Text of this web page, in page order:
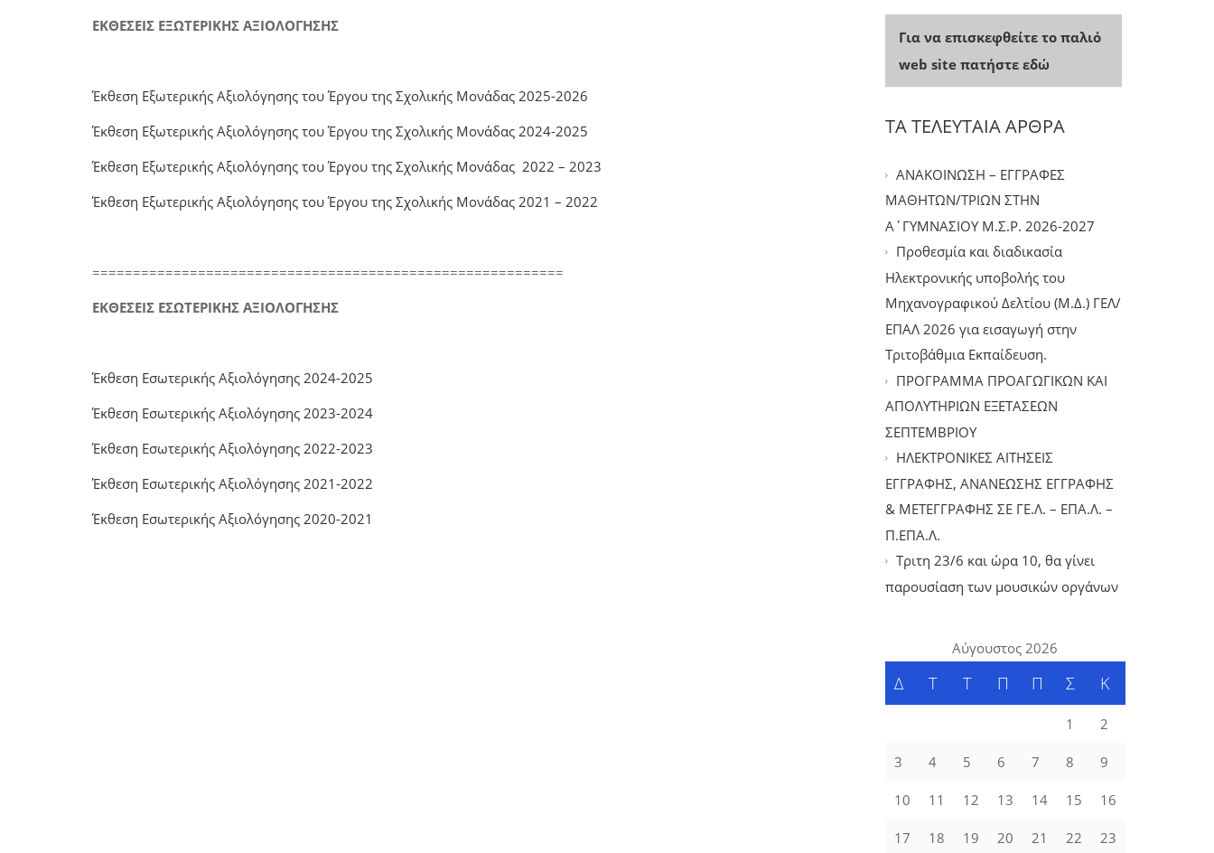
ΕΚΘΕΣΕΙΣ ΕΞΩΤΕΡΙΚΗΣ ΑΞΙΟΛΟΓΗΣΗΣ
Έκθεση Εξωτερικής Αξιολόγησης του Έργου της Σχολικής Μονάδας 2025-2026
Έκθεση Εξωτερικής Αξιολόγησης του Έργου της Σχολικής Μονάδας 2024-2025
Έκθεση Εξωτερικής Αξιολόγησης του Έργου της Σχολικής Μονάδας 2022 – 2023
Έκθεση Εξωτερικής Αξιολόγησης του Έργου της Σχολικής Μονάδας 2021 – 2022
==========================================================
ΕΚΘΕΣΕΙΣ ΕΣΩΤΕΡΙΚΗΣ ΑΞΙΟΛΟΓΗΣΗΣ
Έκθεση Εσωτερικής Αξιολόγησης 2024-2025
Έκθεση Εσωτερικής Αξιολόγησης 2023-2024
Έκθεση Εσωτερικής Αξιολόγησης 2022-2023
Έκθεση Εσωτερικής Αξιολόγησης 2021-2022
Έκθεση Εσωτερικής Αξιολόγησης 2020-2021
Για να επισκεφθείτε το παλιό
web site πατήστε εδώ
ΤΑ ΤΕΛΕΥΤΑΙΑ ΑΡΘΡΑ
ΑΝΑΚΟΙΝΩΣΗ – ΕΓΓΡΑΦΕΣ
ΜΑΘΗΤΩΝ/ΤΡΙΩΝ ΣΤΗΝ
Α΄ΓΥΜΝΑΣΙΟΥ Μ.Σ.Ρ. 2026-2027
Προθεσμία και διαδικασία
Ηλεκτρονικής υποβολής του
Μηχανογραφικού Δελτίου (Μ.Δ.) ΓΕΛ/
ΕΠΑΛ 2026 για εισαγωγή στην
Τριτοβάθμια Εκπαίδευση.
ΠΡΟΓΡΑΜΜΑ ΠΡΟΑΓΩΓΙΚΩΝ ΚΑΙ
ΑΠΟΛΥΤΗΡΙΩΝ ΕΞΕΤΑΣΕΩΝ
ΣΕΠΤΕΜΒΡΙΟΥ
ΗΛΕΚΤΡΟΝΙΚΕΣ ΑΙΤΗΣΕΙΣ
ΕΓΓΡΑΦΗΣ, ΑΝΑΝΕΩΣΗΣ ΕΓΓΡΑΦΗΣ
& ΜΕΤΕΓΓΡΑΦΗΣ ΣΕ ΓΕ.Λ. – ΕΠΑ.Λ. –
Π.ΕΠΑ.Λ.
Tριτη 23/6 και ώρα 10, θα γίνει
παρουσίαση των μουσικών οργάνων
Αύγουστος 2026
Δ Τ Τ Π Π Σ Κ
1 2
3 4 5 6 7 8 9
10 11 12 13 14 15 16
17 18 19 20 21 22 23